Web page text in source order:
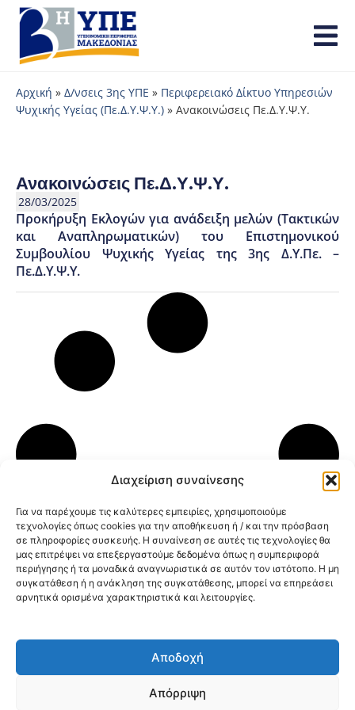
Διαχείριση συναίνεσης
Για να παρέχουμε τις καλύτερες εμπειρίες, χρησιμοποιούμε
τεχνολογίες όπως cookies για την αποθήκευση ή / και την πρόσβαση
σε πληροφορίες συσκευής. Η συναίνεση σε αυτές τις τεχνολογίες θα
μας επιτρέψει να επεξεργαστούμε δεδομένα όπως η συμπεριφορά
περιήγησης ή τα μοναδικά αναγνωριστικά σε αυτόν τον ιστότοπο. Η μη
συγκατάθεση ή η ανάκληση της συγκατάθεσης, μπορεί να επηρεάσει
αρνητικά ορισμένα χαρακτηριστικά και λειτουργίες.
Αποδοχή
Απόρριψη
Αρχική » Δ/νσεις 3ης ΥΠΕ » Περιφερειακό Δίκτυο Υπηρεσιών
Ψυχικής Υγείας (Πε.Δ.Υ.Ψ.Υ.) » Ανακοινώσεις Πε.Δ.Υ.Ψ.Υ.
Ανακοινώσεις Πε.Δ.Υ.Ψ.Υ.
28/03/2025
Προκήρυξη Εκλογών για ανάδειξη μελών (Τακτικών
και Αναπληρωματικών) του Επιστημονικού
Συμβουλίου Ψυχικής Υγείας της 3ης Δ.Υ.Πε. –
Πε.Δ.Υ.Ψ.Υ.
@2026 3ype.gr All rights reserved
Θεσσαλονίκη, ΕλλάδαΤηλ: +30 2311 226 200